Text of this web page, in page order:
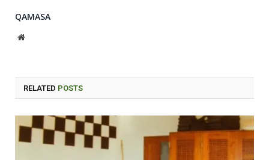
QAMASA
Website
RELATED POSTS